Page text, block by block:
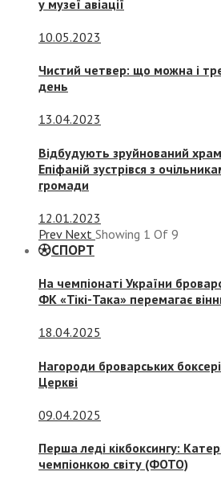
у музеї авіації
10.05.2023
Чистий четвер: що можна і
день
13.04.2023
Відбудують зруйнований
Епіфаній зустрівся з
громади
12.01.2023
Prev Next Showing 1 Of 9
СПОРТ
На чемпіонаті України
ФК «Тікі-Така» перемагає
18.04.2025
Нагороди броварських
Церкві
09.04.2025
Перша леді кікбоксингу:
чемпіонкою світу (ФОТО)